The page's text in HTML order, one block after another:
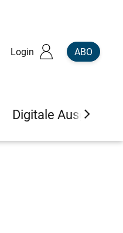
Login ABO
Digitale Ausgaben